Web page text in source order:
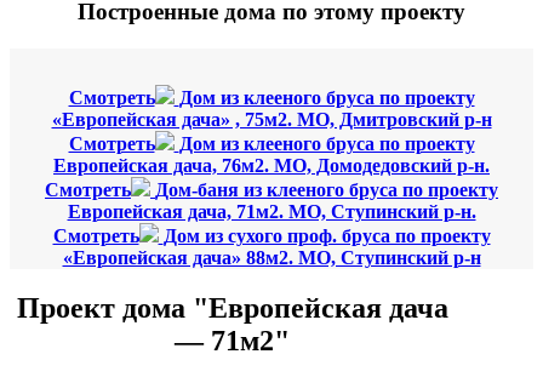
Построенные дома по этому проекту
Смотреть
Дом из клееного бруса по проекту
«Европейская дача» , 75м2. МО, Дмитровский р-н
Смотреть
Дом из клееного бруса по проекту
Европейская дача, 76м2. МО, Домодедовский р-н.
Смотреть
Дом-баня из клееного бруса по проекту
Европейская дача, 71м2. МО, Ступинский р-н.
Смотреть
Дом из сухого проф. бруса по проекту
«Европейская дача» 88м2. МО, Ступинский р-н
Проект дома "Европейская дача
— 71м2"